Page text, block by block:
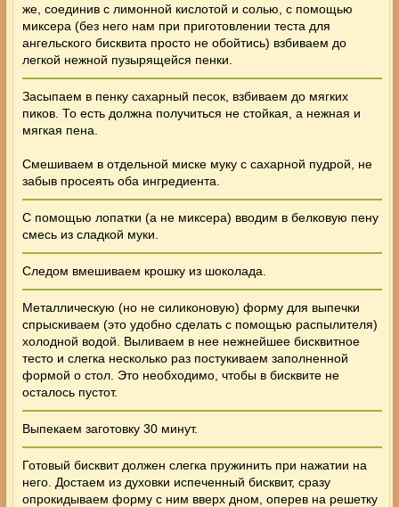
же, соединив с лимонной кислотой и солью, с помощью
миксера (без него нам при приготовлении теста для
ангельского бисквита просто не обойтись) взбиваем до
легкой нежной пузырящейся пенки.
Засыпаем в пенку сахарный песок, взбиваем до мягких
пиков. То есть должна получиться не стойкая, а нежная и
мягкая пена.
Смешиваем в отдельной миске муку с сахарной пудрой, не
забыв просеять оба ингредиента.
С помощью лопатки (а не миксера) вводим в белковую пену
смесь из сладкой муки.
Следом вмешиваем крошку из шоколада.
Металлическую (но не силиконовую) форму для выпечки
спрыскиваем (это удобно сделать с помощью распылителя)
холодной водой. Выливаем в нее нежнейшее бисквитное
тесто и слегка несколько раз постукиваем заполненной
формой о стол. Это необходимо, чтобы в бисквите не
осталось пустот.
Выпекаем заготовку 30 минут.
Готовый бисквит должен слегка пружинить при нажатии на
него. Достаем из духовки испеченный бисквит, сразу
опрокидываем форму с ним вверх дном, оперев на решетку